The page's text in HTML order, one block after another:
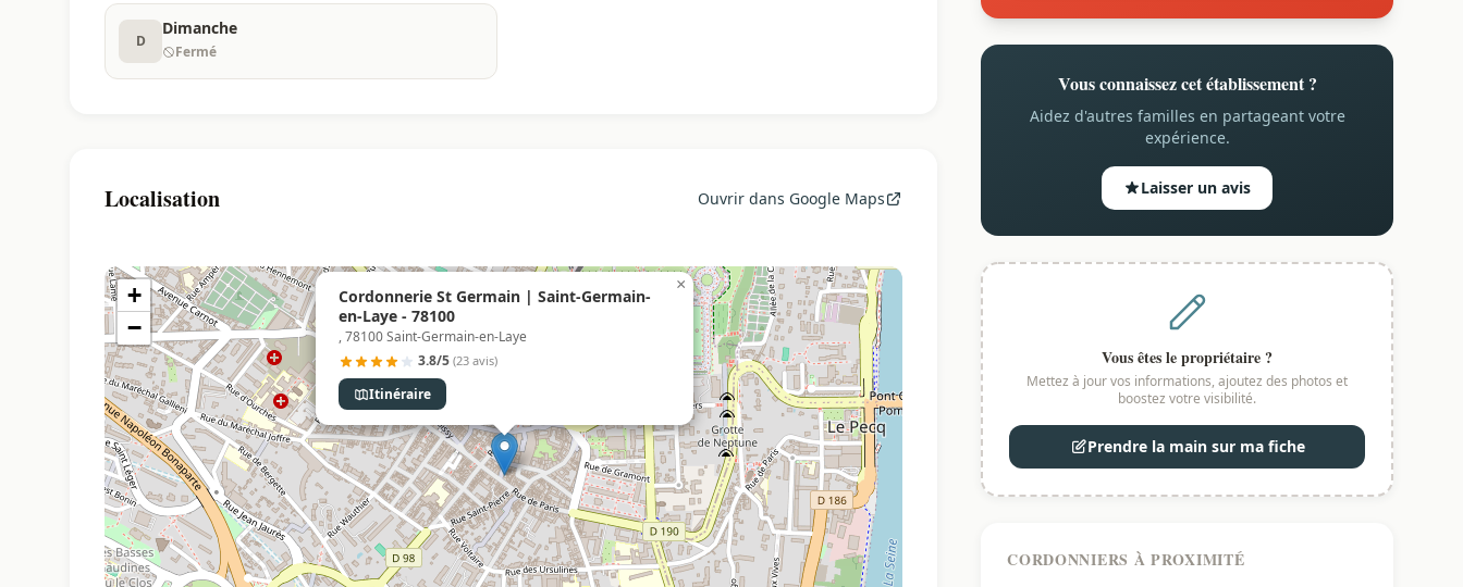
D
Dimanche
Fermé
Localisation Ouvrir dans Google Maps
Cordonnerie St Germain | Saint-Germain-
en-Laye - 78100
, 78100 Saint-Germain-en-Laye
3.8/5 (23 avis)
Itinéraire
×
+
−
Vous connaissez cet établissement ?
Aidez d'autres familles en partageant votre
expérience.
Laisser un avis
Vous êtes le propriétaire ?
Mettez à jour vos informations, ajoutez des photos et
boostez votre visibilité.
Prendre la main sur ma fiche
CORDONNIERS À PROXIMITÉ